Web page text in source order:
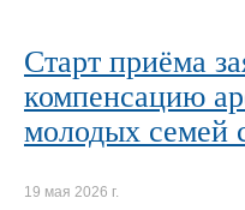
Старт приёма
компенсацию
молодых семей
19 мая 2026 г.